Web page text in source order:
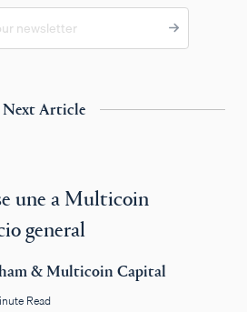
Next Article
une a Multicoin
general
&Multicoin Capital
Read